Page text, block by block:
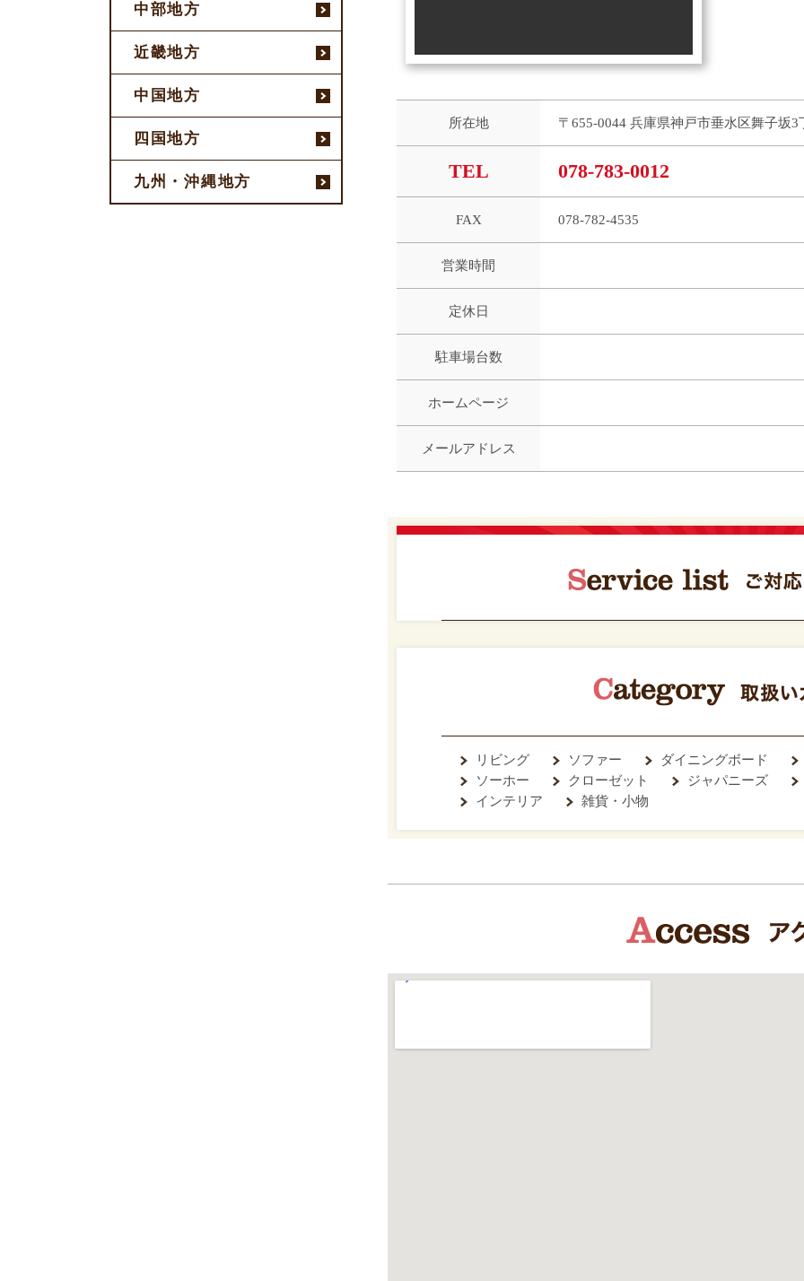
中部地方
近畿地方
中国地方
四国地方
九州・沖縄地方
所在地 〒655-0044 兵庫県神戸市垂水区舞子坂3
TEL 078-783-0012
FAX 078-782-4535
営業時間
定休日
駐車場台数
ホームページ
メールアドレス
リビング ソファー
ダイニングボード
ソーホー
クローゼット
ジャパニーズ
インテリア
雑貨・小物